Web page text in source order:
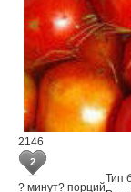
2146
2
? минут? порций
Тип